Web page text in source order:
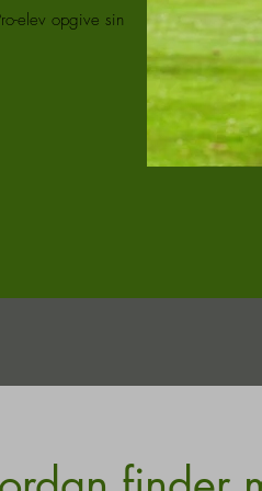
elev opgive sin